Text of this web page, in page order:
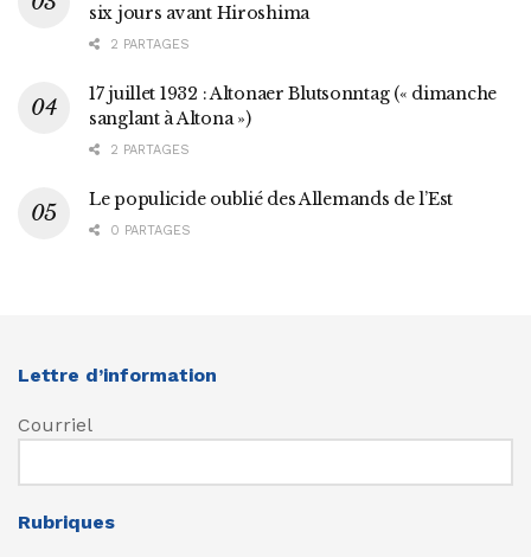
six jours avant Hiroshima
2 PARTAGES
17 juillet 1932 : Altonaer Blutsonntag (« dimanche
sanglant à Altona »)
2 PARTAGES
Le populicide oublié des Allemands de l’Est
0 PARTAGES
Lettre d’information
Courriel
Rubriques